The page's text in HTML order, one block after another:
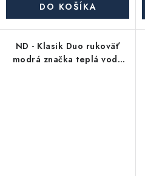
DO KOŠÍKA
ND - Klasik Duo rukoväť
modrá značka teplá voda